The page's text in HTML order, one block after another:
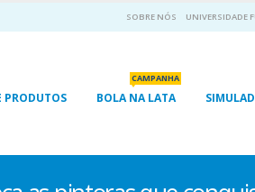
SOBRE NÓS UNIVERSIDADE
PRODUTOS BOLA NA LATA
CAMPANHA